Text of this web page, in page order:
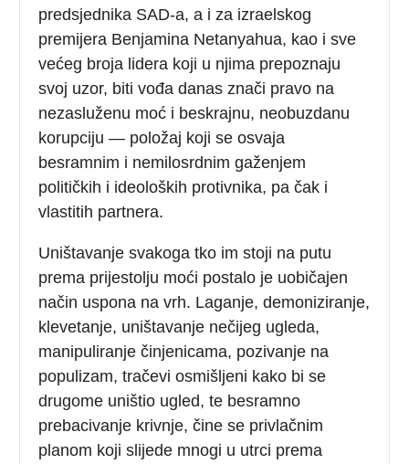
predsjednika SAD-a, a i za izraelskog
premijera Benjamina Netanyahua, kao i sve
većeg broja lidera koji u njima prepoznaju
svoj uzor, biti vođa danas znači pravo na
nezasluženu moć i beskrajnu, neobuzdanu
korupciju — položaj koji se osvaja
besramnim i nemilosrdnim gaženjem
političkih i ideoloških protivnika, pa čak i
vlastitih partnera.
Uništavanje svakoga tko im stoji na putu
prema prijestolju moći postalo je uobičajen
način uspona na vrh. Laganje, demoniziranje,
klevetanje, uništavanje nečijeg ugleda,
manipuliranje činjenicama, pozivanje na
populizam, tračevi osmišljeni kako bi se
drugome uništio ugled, te besramno
prebacivanje krivnje, čine se privlačnim
planom koji slijede mnogi u utrci prema